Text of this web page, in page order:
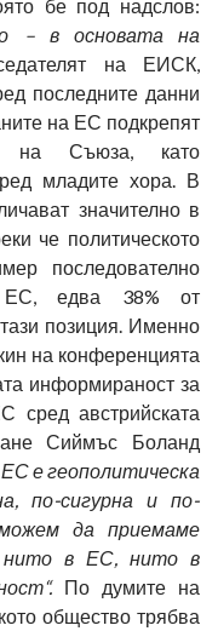
бе под надслов:
– в основата на
на ЕИСК,
последните данни
на ЕС подкрепят
на Съюза, като
младите хора. В
значително в
че политическото
последователно
ЕС, едва 38% от
позиция. Именно
на конференцията
информираност за
сред австрийската
Сиймъс Боланд
е геополитическа
по-сигурна и по-
да приемаме
нито в ЕС, нито в
По думите на
общество трябва